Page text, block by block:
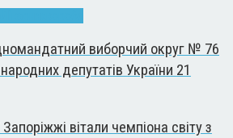
виборчий округ № 76
депутатів України 21
вітали чемпіона світу з